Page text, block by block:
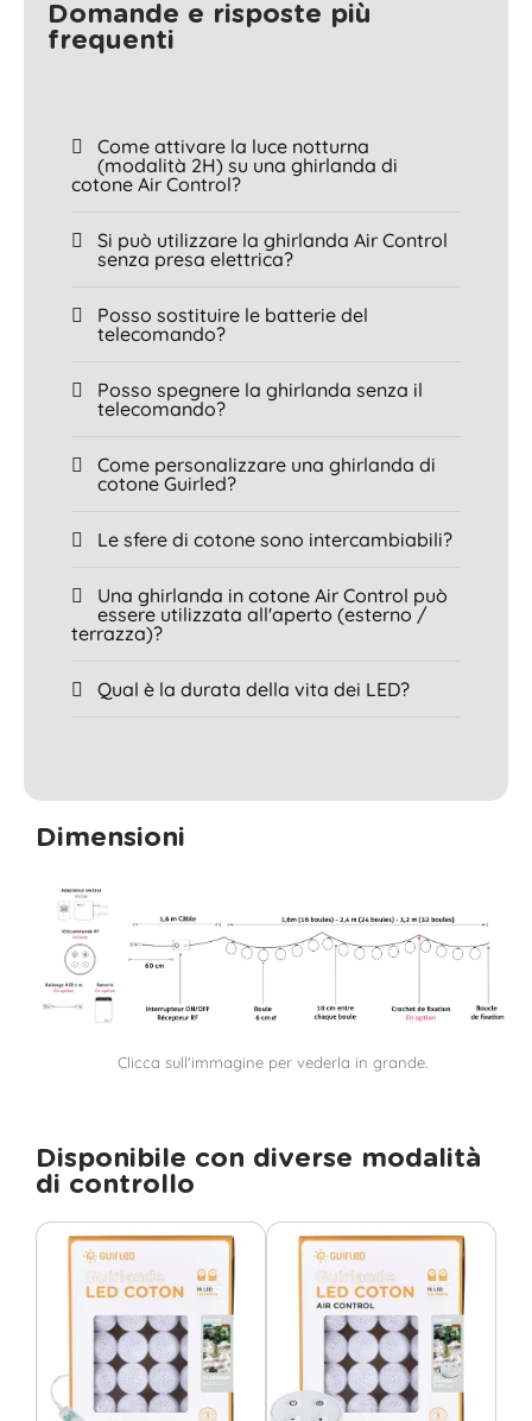
Domande e risposte più
frequenti
Come attivare la luce notturna
(modalità 2H) su una ghirlanda di
cotone Air Control?
Si può utilizzare la ghirlanda Air Control
senza presa elettrica?
Posso sostituire le batterie del
telecomando?
Posso spegnere la ghirlanda senza il
telecomando?
Come personalizzare una ghirlanda di
cotone Guirled?
Le sfere di cotone sono intercambiabili?
Una ghirlanda in cotone Air Control può
essere utilizzata all'aperto (esterno /
terrazza)?
Qual è la durata della vita dei LED?
Dimensioni
Clicca sull'immagine per vederla in grande.
Disponibile con diverse modalità
di controllo